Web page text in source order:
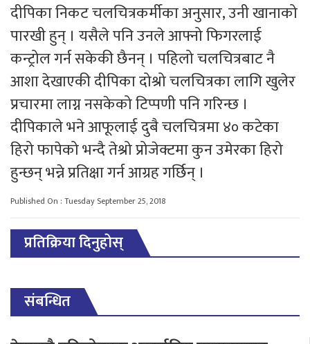
दीपिका निकट चलचित्रकर्मीका अनुसार, उनी खानाको
पारखी हुन् । यसैले पनि उनले आफ्नो फिगरलाई
कन्ट्रोल गर्न सकेकी छैनन् । पहिलो चलचित्रबाट नै
आशा देखाएकी दीपिका दोश्रो चलचित्रका लागि खुलेर
प्रचारमा लाग्न नसकेको टिप्पणी पनि गरिन्छ ।
दीपिकाले भने आफूलाई दुबै चलचित्रमा ४० कटेका
हिरो फापेको भन्दै तेश्रो प्रोजेक्टमा कुन उमेरका हिरो
हुन्छन् भन्ने प्रतिक्षा गर्न आग्रह गर्छिन् ।
Published On : Tuesday September 25, 2018
प्रतिक्रिया दिनुहोस्
संबन्धित